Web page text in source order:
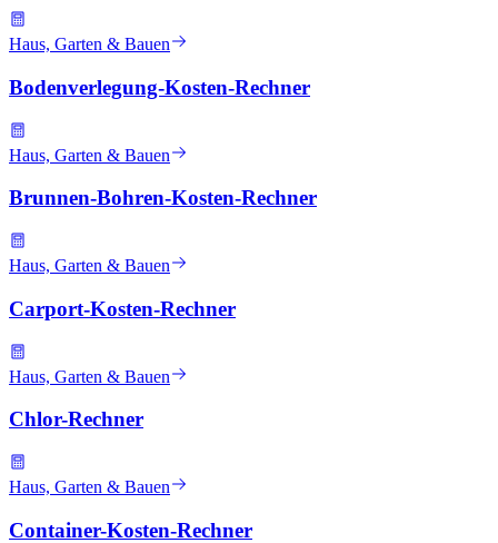
Haus, Garten & Bauen
Bodenverlegung-Kosten-Rechner
Haus, Garten & Bauen
Brunnen-Bohren-Kosten-Rechner
Haus, Garten & Bauen
Carport-Kosten-Rechner
Haus, Garten & Bauen
Chlor-Rechner
Haus, Garten & Bauen
Container-Kosten-Rechner